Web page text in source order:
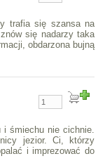
trafia się szansa na
się nadarzy taka
obdarzona bujną
i śmiechu nie cichnie.
jezior. Ci, którzy
i imprezować do